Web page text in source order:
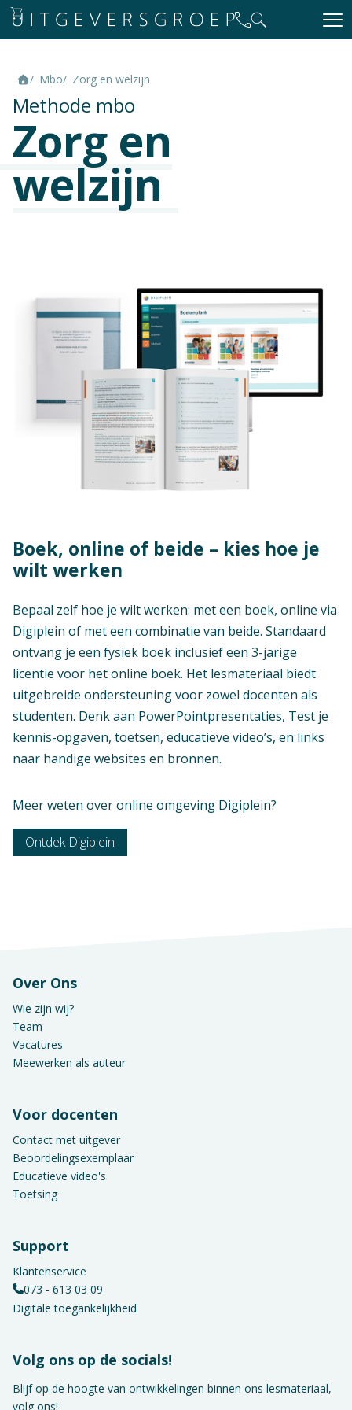
Mbo Zorg en welzijn
Methode mbo
Zorg en
welzijn
Boek, online of beide – kies hoe je
wilt werken
Bepaal zelf hoe je wilt werken: met een boek, online via
Digiplein of met een combinatie van beide. Standaard
ontvang je een fysiek boek inclusief een 3-jarige
licentie voor het online boek. Het lesmateriaal biedt
uitgebreide ondersteuning voor zowel docenten als
studenten. Denk aan PowerPointpresentaties, Test je
kennis-opgaven, toetsen, educatieve video’s, en links
naar handige websites en bronnen.
Meer weten over online omgeving Digiplein?
Ontdek Digiplein
Over Ons
Wie zijn wij?
Team
Vacatures
Meewerken als auteur
Voor docenten
Contact met uitgever
Beoordelingsexemplaar
Educatieve video's
Toetsing
Support
Klantenservice
073 - 613 03 09
Digitale toegankelijkheid
Volg ons op de socials!
Blijf op de hoogte van ontwikkelingen binnen ons lesmateriaal,
volg ons!